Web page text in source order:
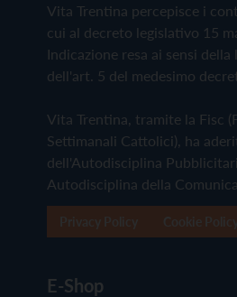
Vita Trentina percepisce i
cui al decreto legislativo 15
Indicazione resa ai sensi
dell'art. 5 del medesimo
Vita Trentina, tramite la Fisc
Settimanali Cattolici), ha
dell'Autodisciplina
Autodisciplina della
E-Shop